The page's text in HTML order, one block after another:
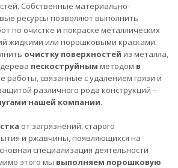
Собственные материально-
ресурсы позволяют выполнить
по очистке и покраске металлических
жидкими или порошковыми красками.
очистку поверхностей из металла,
пескоструйным методом в
работы, связанные с удалением грязи и
различного рода конструкций –
нашей компании.
от загрязнений, старого
и ржавчины, появляющихся на
специализация деятельности
этого мы выполняем порошковую